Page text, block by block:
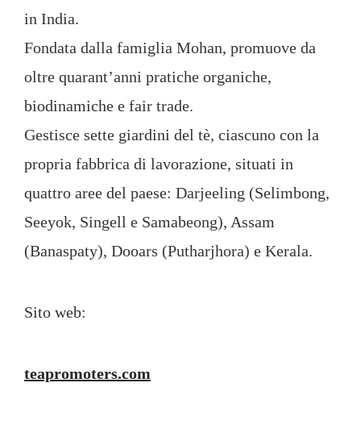
in India.
Fondata dalla famiglia Mohan, promuove da
oltre quarant’anni pratiche organiche,
biodinamiche e fair trade.
Gestisce sette giardini del tè, ciascuno con la
propria fabbrica di lavorazione, situati in
quattro aree del paese: Darjeeling (Selimbong,
Seeyok, Singell e Samabeong), Assam
(Banaspaty), Dooars (Putharjhora) e Kerala.
Sito web:
teapromoters.com